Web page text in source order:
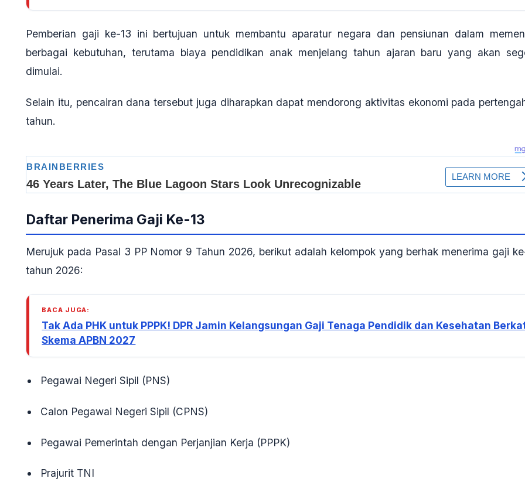
Pemberian gaji ke-13 ini bertujuan untuk membantu aparatur negara dan pensiunan dalam
berbagai kebutuhan, terutama biaya pendidikan anak menjelang tahun ajaran baru yang akan
dimulai.
Selain itu, pencairan dana tersebut juga diharapkan dapat mendorong aktivitas ekonomi pada
tahun.
Daftar Penerima Gaji Ke-13
Merujuk pada Pasal 3 PP Nomor 9 Tahun 2026, berikut adalah kelompok yang berhak menerima gaji
tahun 2026:
BACA JUGA:
Tak Ada PHK untuk PPPK! DPR Jamin Kelangsungan Gaji Tenaga Pendidik dan Kesehatan
Skema APBN 2027
Pegawai Negeri Sipil (PNS)
Calon Pegawai Negeri Sipil (CPNS)
Pegawai Pemerintah dengan Perjanjian Kerja (PPPK)
Prajurit TNI